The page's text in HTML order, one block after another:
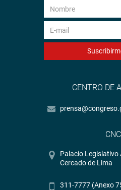
CENTRO DE
CNC
Palacio Legislativo
Cercado de Lima
311-7777 (Anexo